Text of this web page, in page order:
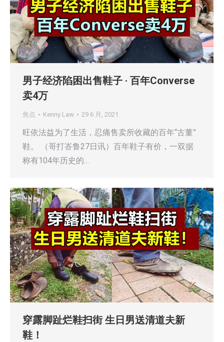
男子经济陷困出售鞋子 · 百年Converse
卖4万
焦点 Kenny Law 29 6 月, 2021
旺依法益为了生活，忍痛售卖所收藏的百年“古董”
鞋。 （哥打峇鲁27日讯）百年鞋子有价，一双据
称有104年历史的…
穿露脚趾烂鞋扫街 生日男送清道夫新
鞋！